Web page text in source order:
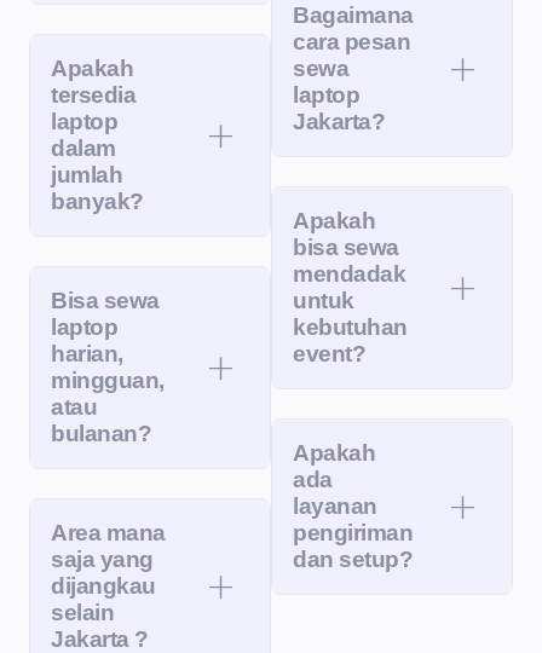
Apakah
tersedia
laptop
dalam
jumlah
banyak?
Bisa sewa
laptop
harian,
mingguan,
atau
bulanan?
Area mana
saja yang
dijangkau
selain
Jakarta ?
Bagaimana
cara pesan
sewa
laptop
Jakarta?
Apakah
bisa sewa
mendadak
untuk
kebutuhan
event?
Apakah
ada
layanan
pengiriman
dan setup?